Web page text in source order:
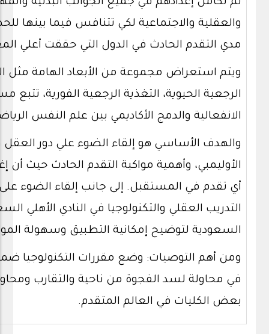
تم تكامل إعدادهم في جميع الجوانب البدنية
والعقلية والاجتماعية لكي تتنافس فيما بينها
مدي التقدم الحادث في الدول التي حققت أعلي
ويتم استعراض مجموعة من الأبعاد الهامة مثل
الرجعية الحيوية، التغذية الرجعية الفورية، تتبع
الانفعالية والدمج الأكاديمي بين علم النفس
والهدف الأساسي هو إلقاء الضوء علي دور العقل
الأوليمبي، وأهمية مواكبة التقدم الحادث حيث
أي تقدم في المستقبل. إلى جانب إلقاء الضوء
التدريب العقلي والتكنولوجيا في النادي الأهلي
السعودية لتوضيح إمكانية التطبيق وسهولة
ومن أهم التوصيات: وضع مقررات التكنولوجيا ضمن
في محاولة لسد الفجوة من ناحية والتقارب
بعض الكليات في العالم المتقدم.